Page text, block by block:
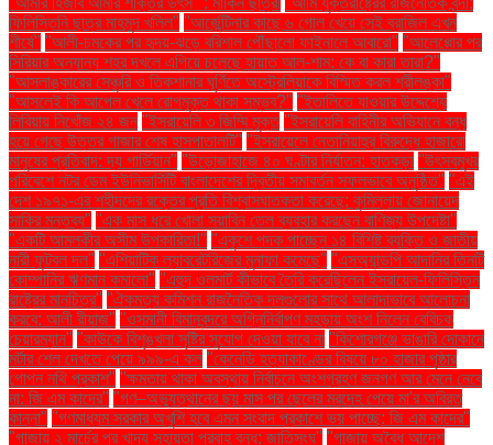
ফিলিস্তিনি ছাত্র মাহমুদ খলিল" "আর্জেন্টিনার কাছে ৬ গোল খেয়ে সেই ব্রাজিল এখন
শীর্ষে" "আলী-চমকের পর হৃদয়-ঝড়ে বরিশাল পৌঁছালো ফাইনালে আবারো" "আলেপ্পোর পর
সিরিয়ার অন্যান্য শহর দখলে এগিয়ে চলেছে হায়াত আল-শাম: কে বা কারা তারা?"
"আসলাঙ্কারের সেঞ্চুরি ও তিকশানার ঘূর্ণিতে অস্ট্রেলিয়াকে বিস্মিত করল শ্রীলঙ্কা"
"আসলেই কি আপেল খেলে রোগমুক্ত থাকা সম্ভব?" "ইতালিতে যাওয়ার উদ্দেশ্যে
লিবিয়ায় নিখোঁজ ২৪ জন "ইসরায়েলি ৩ জিম্মি মুক্ত "ইসরায়েলি বাহিনীর অভিযানে বন্ধ
হয়ে গেছে উত্তর গাজার শেষ হাসপাতালটি" "ইসরায়েলে নেতানিয়াহুর বিরুদ্ধে হাজারো
মানুষের প্রতিবাদ: দ্য গার্ডিয়ান" "উড়োজাহাজে ৪০ ঘণ্টার নির্যাতন: হাতকড়া "উৎসবমুখর
পরিবেশে নটর ডেম ইউনিভার্সিটি বাংলাদেশের দ্বিতীয় সমাবর্তন সফলভাবে অনুষ্ঠিত" "এই
দেশ ১৯৭১-এর শহীদদের রক্তের প্রতি বিশ্বাসঘাতকতা করেছে: কুমিল্লায় জোনায়েদ
সাকির মন্তব্য" "এক মাস ধরে খোলা সয়াবিন তেল ব্যবহার করছেন বাণিজ্য উপদেষ্টা"
"একটি আমলকীর অসীম উপকারিতা!" "একুশে পদক পাচ্ছেন ১৪ বিশিষ্ট ব্যক্তি ও জাতীয়
নারী ফুটবল দল" "এশিয়াটিক ল্যাবরেটরিজের মুনাফা কমেছে" "এসঅ্যান্ডপি আদানির তিনটি
কোম্পানির ঋণমান কমালো" "এহুদ ওলমার্ট কীভাবে তৈরি করেছিলেন ইসরায়েল-ফিলিস্তিন
রাষ্ট্রের মানচিত্র" "ঐকমত্য কমিশন রাজনৈতিক দলগুলোর সাথে আলাদাভাবে আলোচনা
করবে: আলী রীয়াজ" "ওসমানী বিমানবন্দরে অগ্নিনির্বাপণ মহড়ায় অংশ নিলেন বেবিচক
চেয়ারম্যান" "কাউকে বিশৃঙ্খলা সৃষ্টির সুযোগ দেওয়া যাবে না "কিশোরগঞ্জে ভাঙারি দোকানে
মর্টার শেল দেখতে পেয়ে ৯৯৯-এ কল "কেনেডি হত্যাকাণ্ডের বিষয়ে ৮০ হাজার পৃষ্ঠার
গোপন নথি প্রকাশ" "ক্ষমতায় থাকা অবস্থায় নির্বাচনে অংশগ্রহণ জনগণ আর মেনে নেবে
না: জি এম কাদের" "গণ–অভ্যুত্থানের ছয় মাস পর ছেলের মরদেহ পেয়ে মা'র অবিরত
কান্না" "গণমাধ্যম সরকার অখুশি হবে এমন সংবাদ প্রকাশে ভয় পাচ্ছে: জি এম কাদের"
"গাজায় ২ মার্চের পর খাদ্য সহায়তা প্রবাহ বন্ধ: জাতিসংঘ" "গাজায় অবৈধ আদেশ